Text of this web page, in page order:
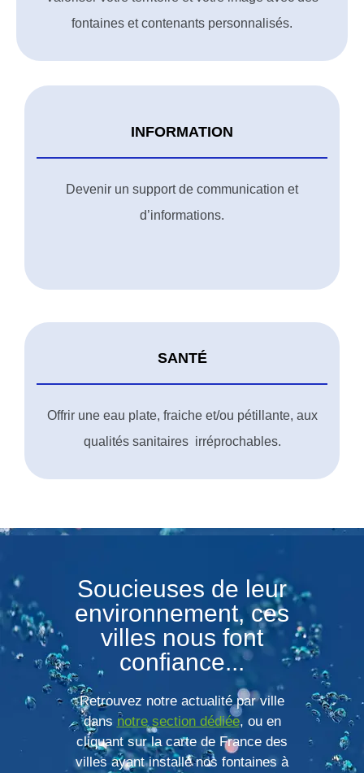
fontaines et contenants personnalisés.
INFORMATION
Devenir un support de communication et
d’informations.
SANTÉ
Offrir une eau plate, fraiche et/ou pétillante, aux
qualités sanitaires irréprochables.
Soucieuses de leur
environnement, ces
villes nous font
confiance...
Retrouvez notre actualité par ville
dans notre section dédiée, ou en
cliquant sur la carte de France des
villes ayant installé nos fontaines à